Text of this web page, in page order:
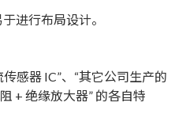
进行布局设计。
感器 IC”、“其它公司生产的
+ 绝缘放大器” 的各自特